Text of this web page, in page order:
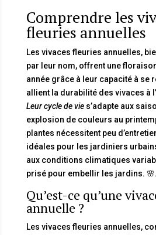
Comprendre les
fleuries annuelles
Les vivaces fleuries annuelles,
par leur nom, offrent une
année grâce à leur capacité à se
allient la durabilité des vivaces à
Leur cycle de vies’adapte aux
explosion de couleurs au
plantes nécessitent peu
idéales pour les jardiniers
aux conditions climatiques
prisé pour embellir les jardins. 🌸.
Qu’est-ce qu’une
annuelle ?
Les vivaces fleuries annuelles,